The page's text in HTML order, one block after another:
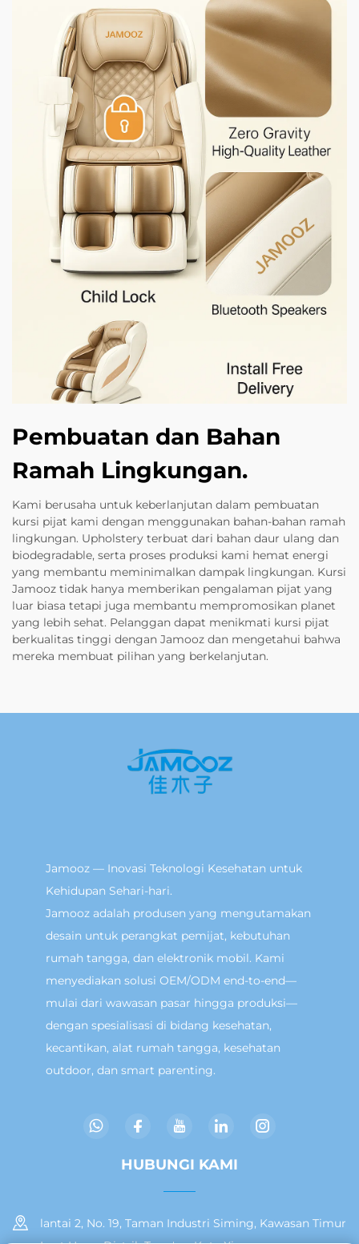
Pembuatan dan Bahan
Ramah Lingkungan.
Kami berusaha untuk keberlanjutan dalam pembuatan
kursi pijat kami dengan menggunakan bahan-bahan ramah
lingkungan. Upholstery terbuat dari bahan daur ulang dan
biodegradable, serta proses produksi kami hemat energi
yang membantu meminimalkan dampak lingkungan. Kursi
Jamooz tidak hanya memberikan pengalaman pijat yang
luar biasa tetapi juga membantu mempromosikan planet
yang lebih sehat. Pelanggan dapat menikmati kursi pijat
berkualitas tinggi dengan Jamooz dan mengetahui bahwa
mereka membuat pilihan yang berkelanjutan.
Jamooz — Inovasi Teknologi Kesehatan untuk
Kehidupan Sehari-hari.
Jamooz adalah produsen yang mengutamakan
desain untuk perangkat pemijat, kebutuhan
rumah tangga, dan elektronik mobil. Kami
menyediakan solusi OEM/ODM end-to-end—
mulai dari wawasan pasar hingga produksi—
dengan spesialisasi di bidang kesehatan,
kecantikan, alat rumah tangga, kesehatan
outdoor, dan smart parenting.
HUBUNGI KAMI
lantai 2, No. 19, Taman Industri Siming, Kawasan Timur